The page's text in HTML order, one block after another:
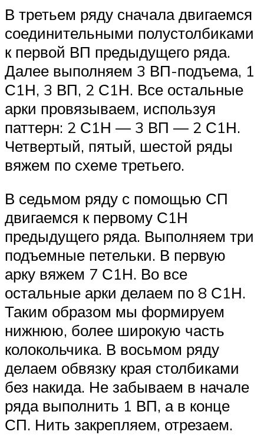
В третьем ряду сначала двигаемся
соединительными полустолбиками
к первой ВП предыдущего ряда.
Далее выполняем 3 ВП-подъема, 1
С1Н, 3 ВП, 2 С1Н. Все остальные
арки провязываем, используя
паттерн: 2 С1Н — 3 ВП — 2 С1Н.
Четвертый, пятый, шестой ряды
вяжем по схеме третьего.
В седьмом ряду с помощью СП
двигаемся к первому С1Н
предыдущего ряда. Выполняем три
подъемные петельки. В первую
арку вяжем 7 С1Н. Во все
остальные арки делаем по 8 С1Н.
Таким образом мы формируем
нижнюю, более широкую часть
колокольчика. В восьмом ряду
делаем обвязку края столбиками
без накида. Не забываем в начале
ряда выполнить 1 ВП, а в конце
СП. Нить закрепляем, отрезаем.